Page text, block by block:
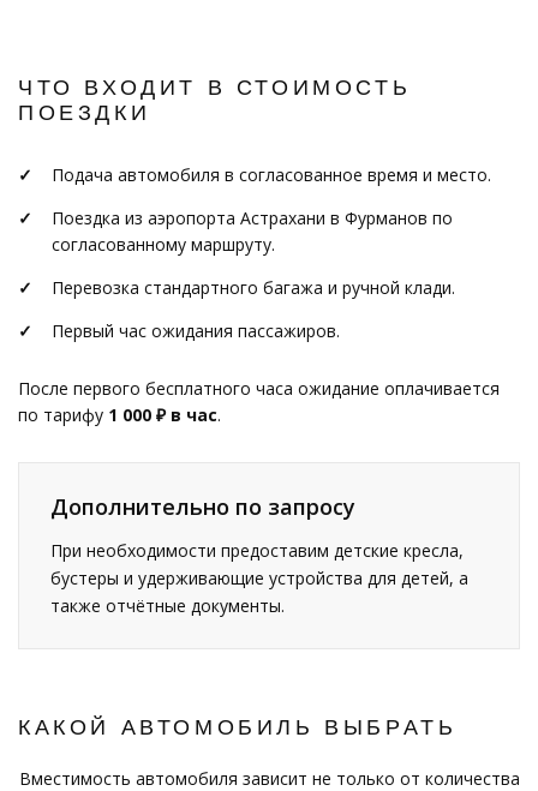
ЧТО ВХОДИТ В СТОИМОСТЬ
ПОЕЗДКИ
Подача автомобиля в согласованное время и место.
Поездка из аэропорта Астрахани в Фурманов по
согласованному маршруту.
Перевозка стандартного багажа и ручной клади.
Первый час ожидания пассажиров.
После первого бесплатного часа ожидание оплачивается
по тарифу 1 000 ₽ в час.
Дополнительно по запросу
При необходимости предоставим детские кресла,
бустеры и удерживающие устройства для детей, а
также отчётные документы.
КАКОЙ АВТОМОБИЛЬ ВЫБРАТЬ
Вместимость автомобиля зависит не только от количества